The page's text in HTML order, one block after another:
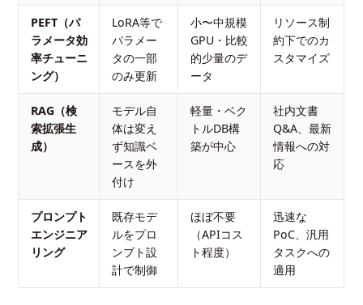
PEFT（パ
ラメータ効
率チューニ
ング）
LoRA等で
パラメー
タの一部
のみ更新
小〜中規模
GPU・比較
的少量のデ
ータ
リソース制
約下でのカ
スタマイズ
RAG（検
索拡張生
成）
モデル自
体は変え
ず知識ベ
ースを外
付け
軽量・ベク
トルDB構
築が中心
社内文書
Q&A、最新
情報への対
応
プロンプト
エンジニア
リング
既存モデ
ルをプロ
ンプト設
計で制御
ほぼ不要
（APIコス
ト程度）
迅速な
PoC、汎用
タスクへの
適用